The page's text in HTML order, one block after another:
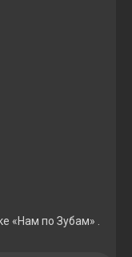
«Нам по Зубам» .